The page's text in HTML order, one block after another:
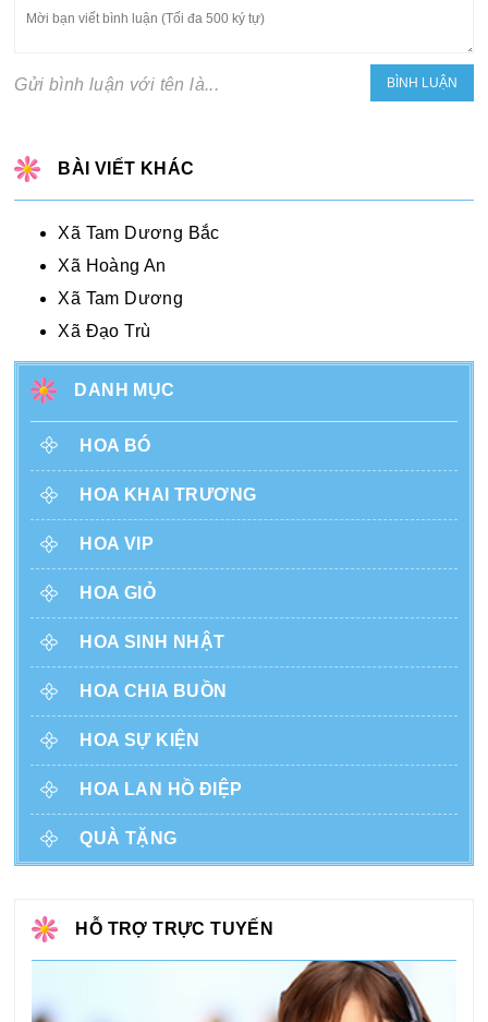
Gửi bình luận với tên là...
BÀI VIẾT KHÁC
Xã Tam Dương Bắc
Xã Hoàng An
Xã Tam Dương
Xã Đạo Trù
DANH MỤC
HOA BÓ
HOA KHAI TRƯƠNG
HOA VIP
HOA GIỎ
HOA SINH NHẬT
HOA CHIA BUỒN
HOA SỰ KIỆN
HOA LAN HỒ ĐIỆP
QUÀ TẶNG
HỖ TRỢ TRỰC TUYẾN